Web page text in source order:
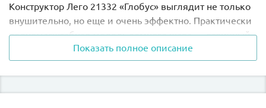
Конструктор Лего 21332 «Глобус» выглядит не только
внушительно, но еще и очень эффектно. Практически
полномасштабная модель земного шара — отличный
вариант занимательно провести время, а также
неординарно украсить гостиную, библиотеку или
кабинет у себя дома.
Показать полное описание